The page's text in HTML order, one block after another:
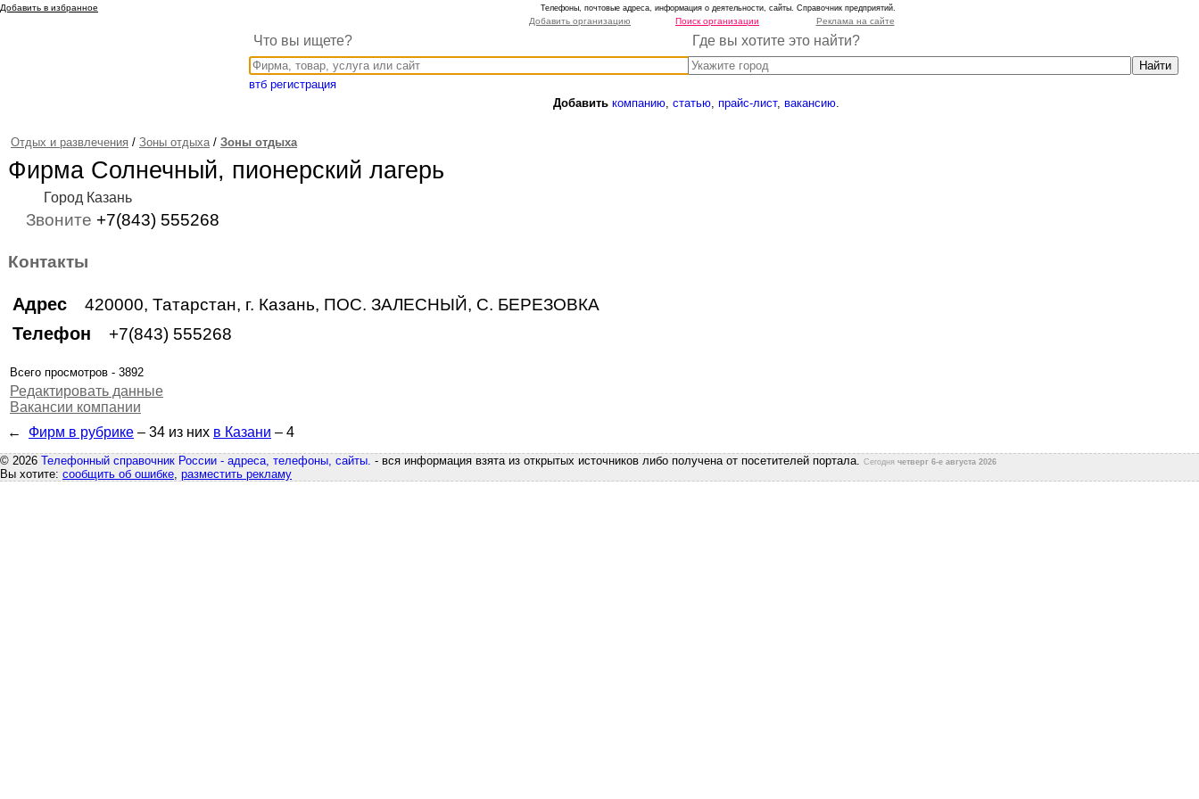
Добавить в избранное Телефоны, почтовые адреса, информация о деятельности, сайты. Справочник предприятий.
Добавить организацию Поиск организации Реклама на сайте
Что вы ищете? Где вы хотите это найти?
втб регистрация
Добавить компанию, статью, прайс-лист, вакансию.
Отдых и развлечения / Зоны отдыха/ Зоны отдыха
Фирма Солнечный, пионерский лагерь
Город Казань
Звоните +7(843) 555268
Контакты
Адрес 420000, Татарстан, г. Казань, ПОС. ЗАЛЕСНЫЙ, С. БЕРЕЗОВКА
Телефон +7(843) 555268
Всего просмотров - 3892
Редактировать данные
Вакансии компании
← Фирм в рубрике – 34 из них в Казани – 4
© 2026 Телефонный справочник России - адреса, телефоны, сайты. - вся информация взята из открытых источников либо получена от посетителей портала. Сегодня четверг 6-е августа 2026
Вы хотите: сообщить об ошибке, разместить рекламу